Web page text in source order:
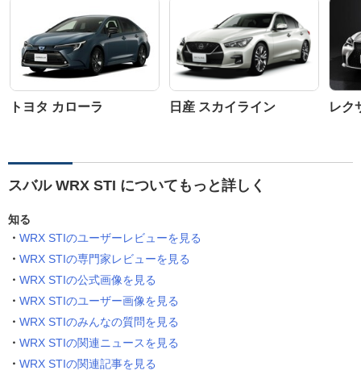
トヨタ カローラ 日産 スカイライン レク
スバル WRX STI についてもっと詳しく
知る
WRX STIのユーザーレビューを見る
WRX STIの専門家レビューを見る
WRX STIの公式画像を見る
WRX STIのユーザー画像を見る
WRX STIのみんなの質問を見る
WRX STIの関連ニュースを見る
WRX STIの関連記事を見る